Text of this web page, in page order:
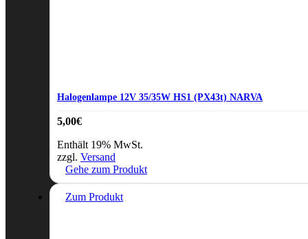
Halogenlampe 12V 35/35W HS1 (PX43t) NARVA
5,00€
Enthält 19% MwSt.
zzgl. Versand
Gehe zum Produkt
Zum Produkt